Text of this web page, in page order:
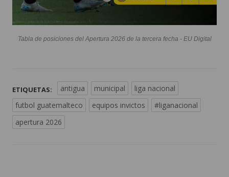
Tabla de posiciones del Apertura 2026 de la tercera fecha - EU Digital
ETIQUETAS: antigua municipal
liga nacional
futbol guatemalteco
equipos invictos
#liganacional
apertura 2026